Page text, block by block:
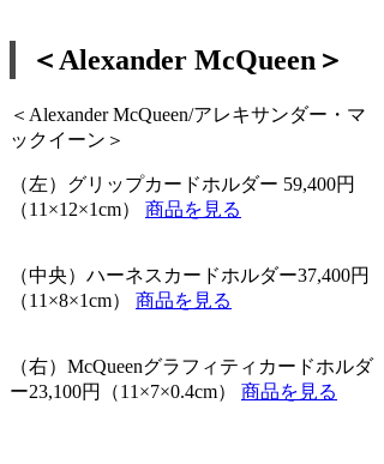
＜Alexander McQueen＞
＜Alexander McQueen/アレキサンダー・マ
ックイーン＞
（左）グリップカードホルダー 59,400円
（11×12×1cm） 商品を見る
（中央）ハーネスカードホルダー37,400円
（11×8×1cm） 商品を見る
（右）McQueenグラフィティカードホルダ
ー23,100円（11×7×0.4cm） 商品を見る